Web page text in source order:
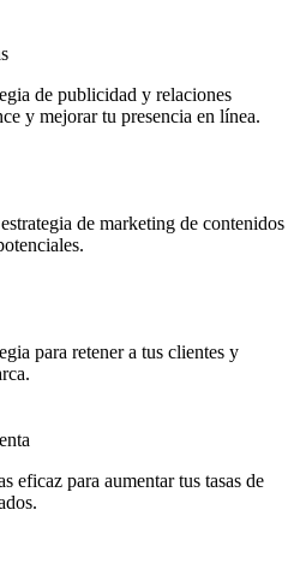
de publicidad y relaciones
y mejorar tu presencia en línea.
de marketing de contenidos
para retener a tus clientes y
eficaz para aumentar tus tasas de